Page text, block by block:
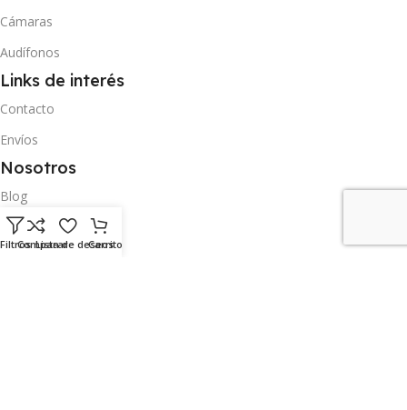
Cámaras
Audífonos
Links de interés
Contacto
Envíos
Nosotros
Blog
Contacto
FiltrosComparar
Lista de deseos
Carrito